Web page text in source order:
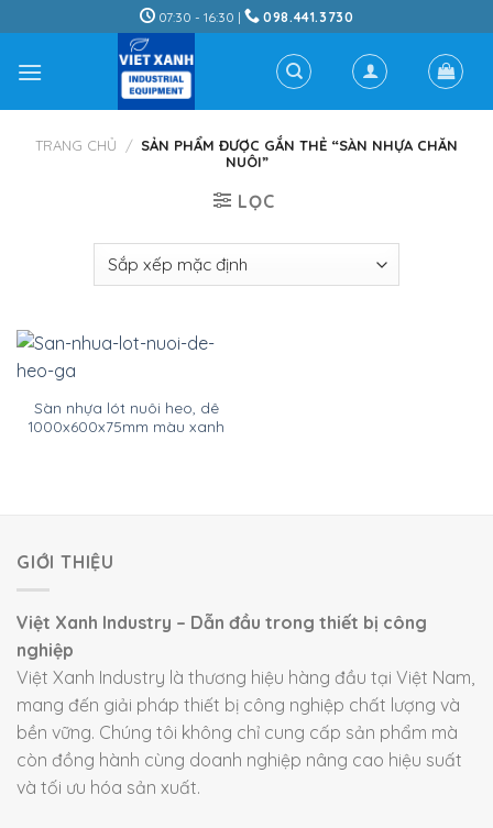
to
content
07:30 - 16:30 | 098.441.3730
TRANG CHỦ / SẢN PHẨM ĐƯỢC GẮN THẺ “SÀN NHỰA CHĂN
NUÔI”
LỌC
Sàn nhựa lót nuôi heo, dê
1000x600x75mm màu xanh
GIỚI THIỆU
Việt Xanh Industry – Dẫn đầu trong thiết bị công
nghiệp
Việt Xanh Industry là thương hiệu hàng đầu tại Việt Nam,
mang đến giải pháp thiết bị công nghiệp chất lượng và
bền vững. Chúng tôi không chỉ cung cấp sản phẩm mà
còn đồng hành cùng doanh nghiệp nâng cao hiệu suất
và tối ưu hóa sản xuất.